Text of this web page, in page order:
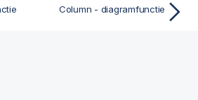
Column - diagramfunctie